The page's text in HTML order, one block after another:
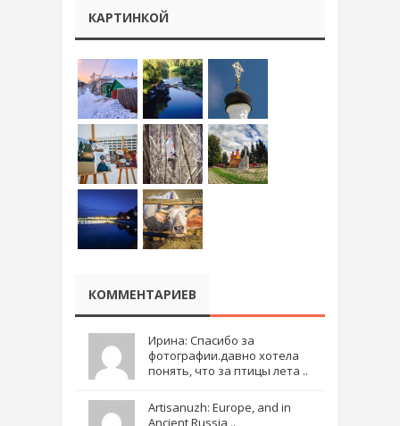
КАРТИНКОЙ
КОММЕНТАРИЕВ
Ирина: Спасибо за
фотографии.давно хотела
понять, что за птицы лета ..
Artisanuzh: Europe, and in
Ancient Russia ..